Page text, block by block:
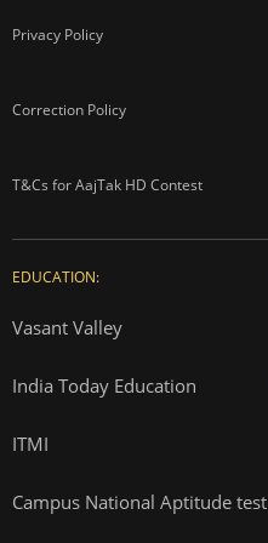
Privacy Policy
Correction Policy
T&Cs for AajTak HD Contest
EDUCATION:
Vasant Valley
India Today Education
ITMI
Campus National Aptitude test